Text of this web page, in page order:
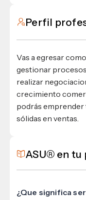
Perfil
Vas a egresar
gestionar
realizar
crecimiento
podrás
sólidas en ventas.
ASU® en tu
¿Que significa